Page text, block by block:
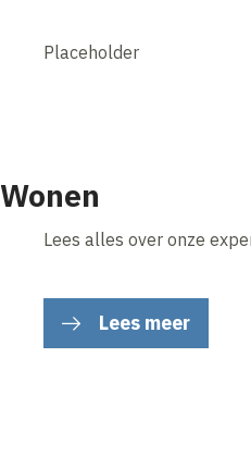
Placeholder
Wonen
Lees alles over onze
Lees meer